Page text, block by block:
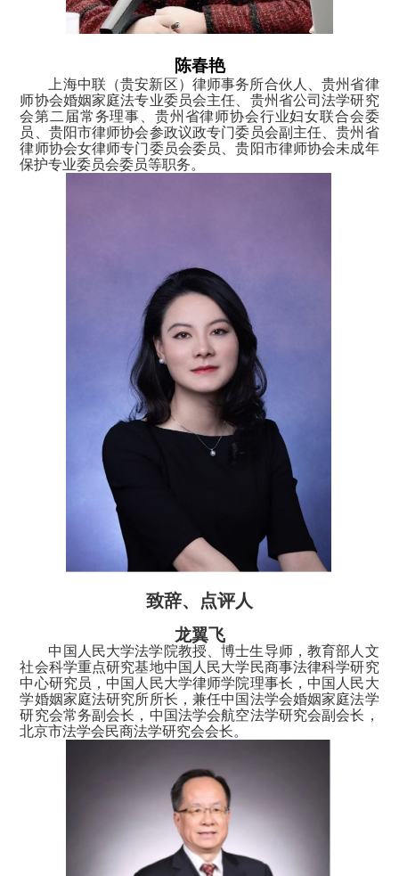
陈春艳
上海中联（贵安新区）律师事务所合伙人、贵州省律
师协会婚姻家庭法专业委员会主任、贵州省公司法学研究
会第二届常务理事、贵州省律师协会行业妇女联合会委
员、贵阳市律师协会参政议政专门委员会副主任、贵州省
律师协会女律师专门委员会委员、贵阳市律师协会未成年
保护专业委员会委员等职务。
致辞、点评人
龙翼飞
中国人民大学法学院教授、博士生导师，教育部人文
社会科学重点研究基地中国人民大学民商事法律科学研究
中心研究员，中国人民大学律师学院理事长，中国人民大
学婚姻家庭法研究所所长，兼任中国法学会婚姻家庭法学
研究会常务副会长，中国法学会航空法学研究会副会长，
北京市法学会民商法学研究会会长。